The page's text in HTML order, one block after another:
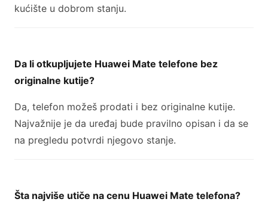
kućište u dobrom stanju.
Da li otkupljujete Huawei Mate telefone bez
originalne kutije?
Da, telefon možeš prodati i bez originalne kutije.
Najvažnije je da uređaj bude pravilno opisan i da se
na pregledu potvrdi njegovo stanje.
Šta najviše utiče na cenu Huawei Mate telefona?